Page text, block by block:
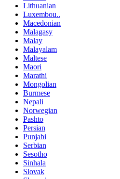
Lithuanian
Luxembou..
Macedonian
Malagasy
Malay
Malayalam
Maltese
Maori
Marathi
Mongolian
Burmese
Nepali
Norwegian
Pashto
Persian
Punjabi
Serbian
Sesotho
Sinhala
Slovak